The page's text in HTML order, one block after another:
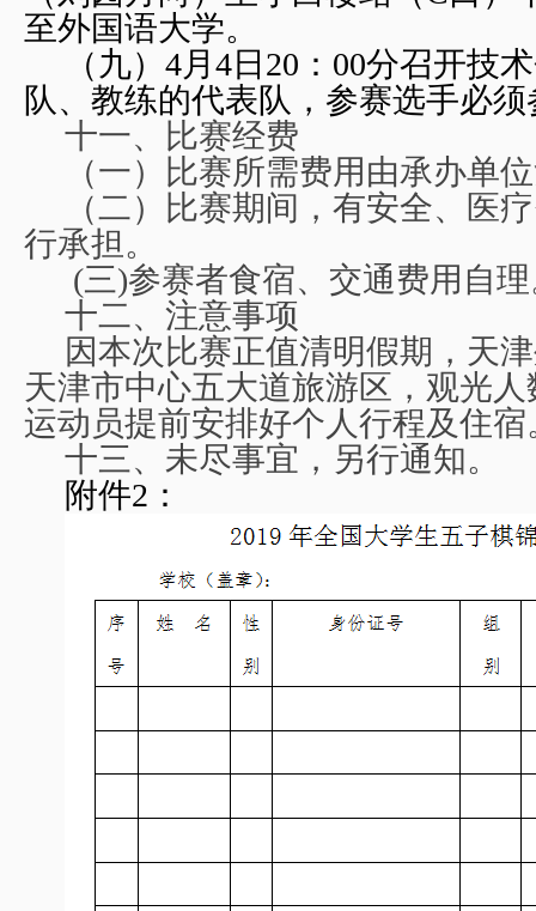
至外国语大学。
（九）4月4日20：00分召开技
队、教练的代表队，参赛选手必须
十一、比赛经费
（一）比赛所需费用由承办单
（二）比赛期间，有安全、医
行承担。
(三)参赛者食宿、交通费用自
十二、注意事项
因本次比赛正值清明假期，天
天津市中心五大道旅游区，观光
运动员提前安排好个人行程及住宿
十三、未尽事宜，另行通知。
附件2：